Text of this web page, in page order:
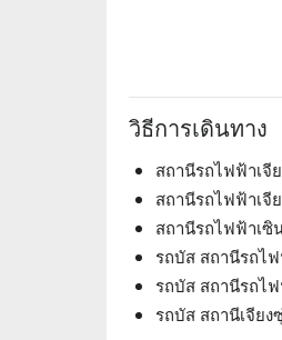
วิธีการเดินทาง
สถานีรถไฟฟ้าเจี
สถานีรถไฟฟ้าเจี
สถานีรถไฟฟ้าเซิ
รถบัส สถานีรถไ
รถบัส สถานีรถไ
รถบัส สถานีเจีย